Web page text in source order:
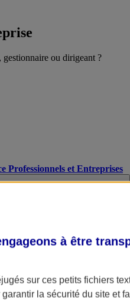
gestionnaire ou dirigeant ?
Professionnels et Entreprises
à être
sur ces petits fichiers
la sécurité du site et